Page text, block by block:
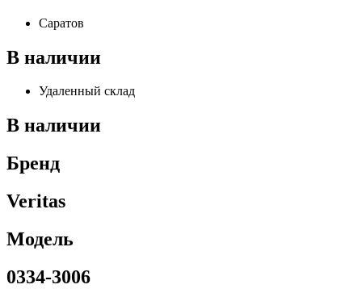
Саратов
В наличии
Удаленный склад
В наличии
Бренд
Veritas
Модель
0334-3006